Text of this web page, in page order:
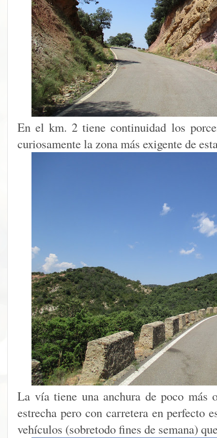
En el km. 2 tiene continuidad los
curiosamente la zona más exigente de
La vía tiene una anchura de poco más
estrecha pero con carretera en perfecto
vehículos (sobretodo fines de semana)